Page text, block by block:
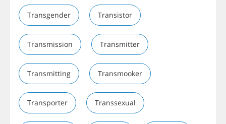
Transgender Transistor
Transmission Transmitter
Transmitting Transmooker
Transporter Transsexual